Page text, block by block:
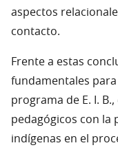
aspectos
contacto.
Frente a estas
fundamentales
programa de E. I.
pedagógicos con la
indígenas en el